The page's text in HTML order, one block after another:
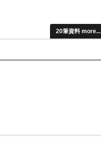
20筆資料 more...